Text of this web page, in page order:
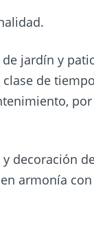
jardín y
de
decoración
armonía